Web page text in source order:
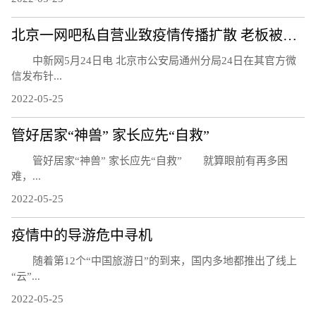
北京一网吧私自营业致疫情传播扩散 老板被刑事立案调查
中新网5月24日电 北京市公安局通州分局24日在其官方微
信发布针...
2022-05-25
管好居家“神兽” 家长应先“自救”
管好居家“神兽” 家长应先“自救” 就算眼前有再多困
难，...
2022-05-25
疫情中的导游危中寻机
随着第12个“中国旅游日”的到来，国内多地都推出了线上
“云”...
2022-05-25